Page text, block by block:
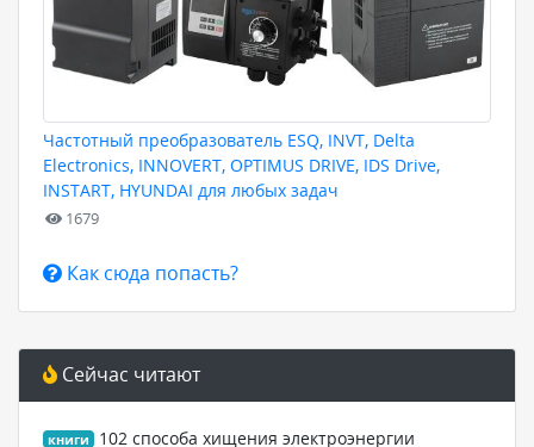
Частотный преобразователь ESQ, INVT, Delta
Electronics, INNOVERT, OPTIMUS DRIVE, IDS Drive,
INSTART, HYUNDAI для любых задач
1679
Как сюда попасть?
Сейчас читают
книги 102 способа хищения электроэнергии